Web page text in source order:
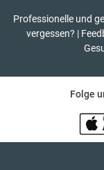
Professionelle und
vergessen? |
Folge